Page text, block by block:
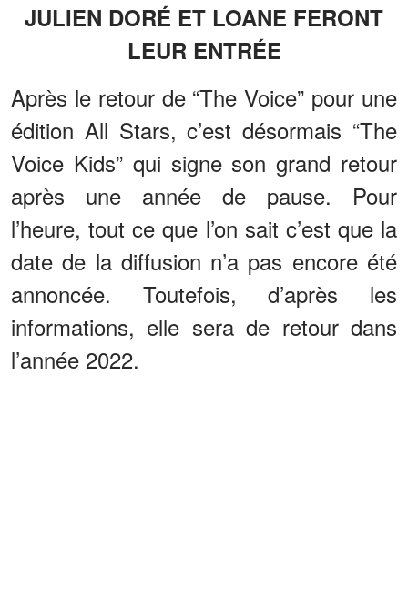
JULIEN DORÉ ET LOANE FERONT
LEUR ENTRÉE
Après le retour de “The Voice” pour une
édition All Stars, c’est désormais “The
Voice Kids” qui signe son grand retour
après une année de pause. Pour
l’heure, tout ce que l’on sait c’est que la
date de la diffusion n’a pas encore été
annoncée. Toutefois, d’après les
informations, elle sera de retour dans
l’année 2022.